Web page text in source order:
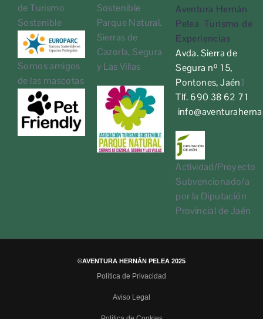
de Turismo
Sostenible
Somos amigos
de las mascotas
Sostenible
Parque Natural.
Sierras de
Cazorla, Segura
y Las Villas
Aventura Hernán
Pelea Turismo de
Experiencias
Avda. Sierra de
Segura nº 15,
Pontones, Jaén]
Tlf. 690 38 62 71
Actividad/Proyecto
Subvencionado/a
por la Diputación
Provincial de Jaén
©AVENTURA HERNÁN PELEA 2025
Política de Privacidad
Aviso Legal